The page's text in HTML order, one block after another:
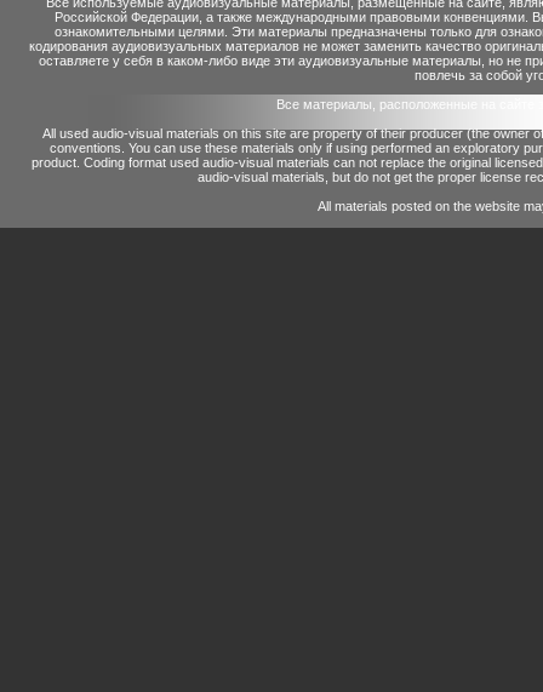
Российской Федерации, а также международными правовыми конвенциями.
ознакомительными целями. Эти материалы предназначены только для
кодирования аудиовизуальных материалов не может заменить качество
оставляете у себя в каком-либо виде эти аудиовизуальные материалы, но не
повлечь за собой
Все материалы, расположенные на сайте
All used audio-visual materials on this site are property of their producer (the owner
conventions. You can use these materials only if using performed an exploratory
product. Coding format used audio-visual materials can not replace the original
audio-visual materials, but do not get the proper license
All materials posted on the website